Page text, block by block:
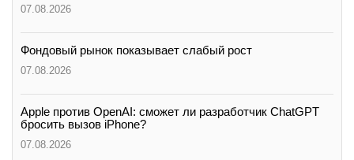
07.08.2026
Фондовый рынок показывает слабый рост
07.08.2026
Apple против OpenAI: сможет ли разработчик ChatGPT
бросить вызов iPhone?
07.08.2026